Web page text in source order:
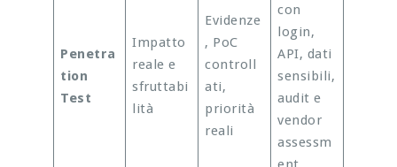
Penetra
tion
Test
Impatto
reale e
sfruttabi
lità
Evidenze
, PoC
controll
ati,
priorità
reali
con
login,
API, dati
sensibili,
audit e
vendor
assessm